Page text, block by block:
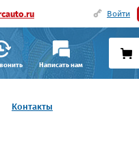
Войти
Написать нам
Контакты